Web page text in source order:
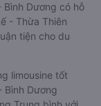
Bình Dương có hỗ
- Thừa Thiên
tiện cho du
limousine tốt
Bình Dương